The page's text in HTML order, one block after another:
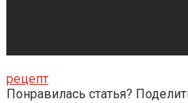
рецепт
Понравилась статья?